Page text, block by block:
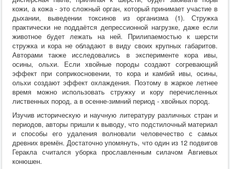
кожи, а кожа - это сложный орган, который принимает участие в
дыхании, выведении токсинов из организма (1). Стружка
практически не поддаётся депрессионной нагрузке, даже если
животное будет лежать на ней. Прилипаемостью к шерсти
стружка и кора не обладают в виду своих крупных габаритов.
Авторами также исследовались в эксперименте кора ивы,
осины, ольхи. Если хвойные породы создают согревающий
эффект при соприкосновении, то кора и камбий ивы, осины,
ольхи создают эффект охлаждения. Поэтому в жаркое летнее
время можно использовать стружку и кору перечисленных
лиственных пород, а в осенне-зимний период - хвойных пород.
Изучив историческую и научную литературу различных стран и
периодов, авторы пришли к выводу, что подстилочный материал
и способы его удаления волновали человечество с самых
древних времён. Достаточно упомянуть, что один из 12 подвигов
Геракла считался уборка прославленным силачом Авгиевых
конюшен.